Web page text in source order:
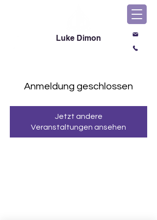
Luke Dimon
Anmeldung geschlossen
Jetzt andere
Veranstaltungen ansehen